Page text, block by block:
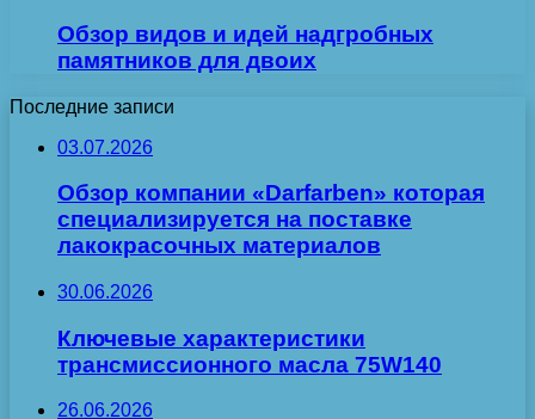
Обзор видов и идей надгробных
памятников для двоих
Последние записи
03.07.2026
Обзор компании «Darfarben» которая
специализируется на поставке
лакокрасочных материалов
30.06.2026
Ключевые характеристики
трансмиссионного масла 75W140
26.06.2026